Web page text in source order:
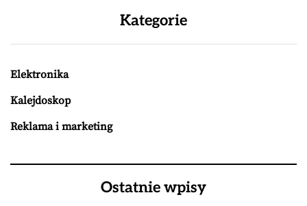
Kategorie
Elektronika
Kalejdoskop
Reklama i marketing
Ostatnie wpisy